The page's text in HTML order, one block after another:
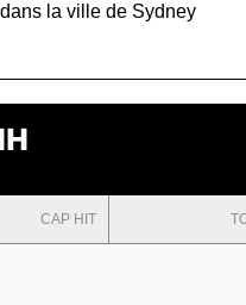
la ville de Sydney
CAP HIT